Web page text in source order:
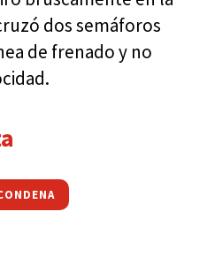
dos semáforos
de frenado y no